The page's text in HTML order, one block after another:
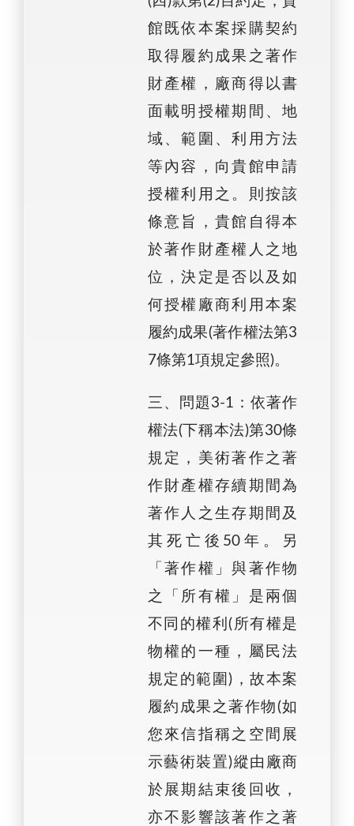
館既依本案採購契約
取得履約成果之著作
財產權，廠商得以書
面載明授權期間、地
域、範圍、利用方法
等內容，向貴館申請
授權利用之。則按該
條意旨，貴館自得本
於著作財產權人之地
位，決定是否以及如
何授權廠商利用本案
履約成果(著作權法第3
7條第1項規定參照)。
三、問題3-1：依著作
權法(下稱本法)第30條
規定，美術著作之著
作財產權存續期間為
著作人之生存期間及
其死亡後50年。另
「著作權」與著作物
之「所有權」是兩個
不同的權利(所有權是
物權的一種，屬民法
規定的範圍)，故本案
履約成果之著作物(如
您來信指稱之空間展
示藝術裝置)縱由廠商
於展期結束後回收，
亦不影響該著作之著